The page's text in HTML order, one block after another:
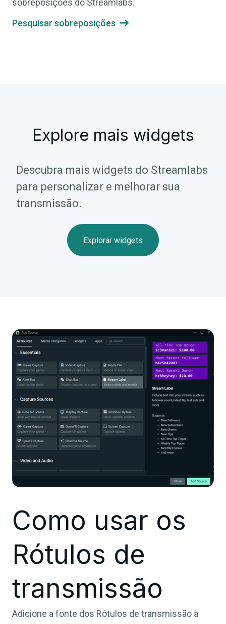
sobreposições do Streamlabs.
Pesquisar sobreposições 
Explore mais widgets
Descubra mais widgets do Streamlabs
para personalizar e melhorar sua
transmissão.
Explorar widgets
Como usar os
Rótulos de
transmissão
Adicione a fonte dos Rótulos de transmissão à